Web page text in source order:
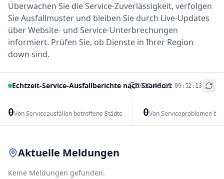
Überwachen Sie die Service-Zuverlässigkeit, verfolgen
Sie Ausfallmuster und bleiben Sie durch Live-Updates
über Website- und Service-Unterbrechungen
informiert. Prüfen Sie, ob Dienste in Ihrer Region
down sind.
Echtzeit-Service-Ausfallberichte nach Standort
2026-08-09 09:52:13
0Von Serviceausfällen betroffene Städte 0Von Serviceproblemen
+
Aktuelle Meldungen
Keine Meldungen gefunden.